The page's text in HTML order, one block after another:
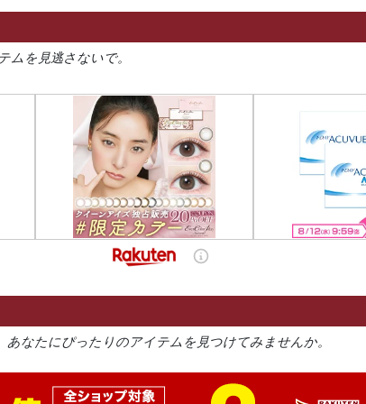
ムを見逃さないで。
あなたにぴったりのアイテムを見つけてみませんか。